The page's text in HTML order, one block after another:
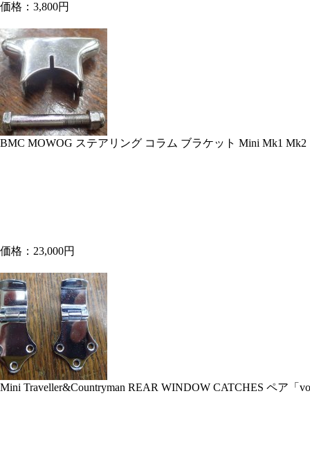
価格：3,800円
BMC MOWOG ステアリング コラム ブラケット Mini Mk1 Mk2
価格：23,000円
Mini Traveller&Countryman REAR WINDOW CATCHES ペア「